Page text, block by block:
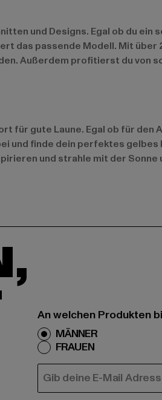
und Designs. Egal ob du
das passende Modell. Mit
Außerdem profitierst du von
gute Laune. Egal ob für den
und finde dein perfektes
und strahle mit der Sonne
An welchen Produkten
MÄNNER
FRAUEN
E-MAIL